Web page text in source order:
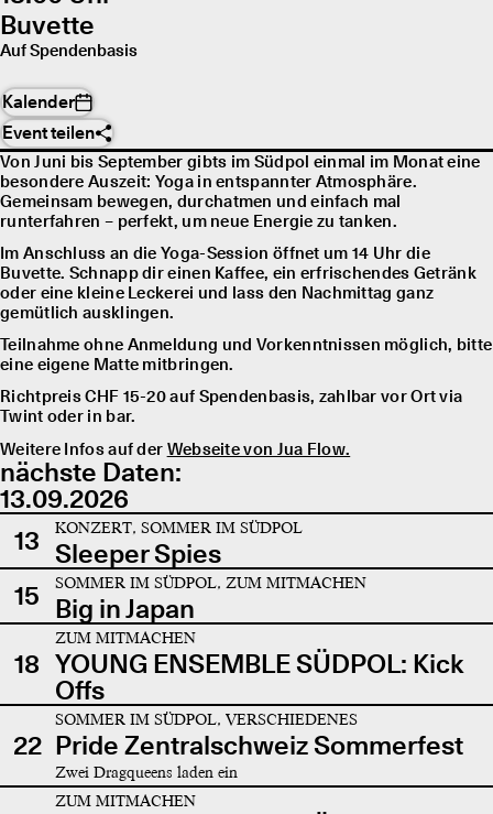
Buvette
Auf Spendenbasis
Kalender
Event teilen
Von Juni bis September gibts im Südpol einmal im Monat eine
besondere Auszeit: Yoga in entspannter Atmosphäre.
Gemeinsam bewegen, durchatmen und einfach mal
runterfahren – perfekt, um neue Energie zu tanken.
Im Anschluss an die Yoga-Session öffnet um 14 Uhr die
Buvette. Schnapp dir einen Kaffee, ein erfrischendes Getränk
oder eine kleine Leckerei und lass den Nachmittag ganz
gemütlich ausklingen.
Teilnahme ohne Anmeldung und Vorkenntnissen möglich, bitte
eine eigene Matte mitbringen.
Richtpreis CHF 15-20 auf Spendenbasis, zahlbar vor Ort via
Twint oder in bar.
Weitere Infos auf der Webseite von Jua Flow.
nächste Daten:
13.09.2026
13
KONZERT, SOMMER IM SÜDPOL
Sleeper Spies
15
SOMMER IM SÜDPOL, ZUM MITMACHEN
Big in Japan
18
ZUM MITMACHEN
YOUNG ENSEMBLE SÜDPOL: Kick
Offs
22
SOMMER IM SÜDPOL, VERSCHIEDENES
Pride Zentralschweiz Sommerfest
Zwei Dragqueens laden ein
ZUM MITMACHEN